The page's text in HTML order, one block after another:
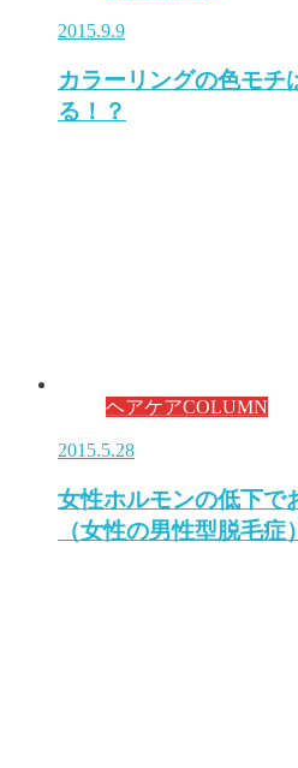
2015.9.9
カラーリングの色モチ
る！？
ヘアケアCOLUMN
2015.5.28
女性ホルモンの低下で
（女性の男性型脱毛症